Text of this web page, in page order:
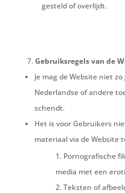
gesteld of overlijdt.
Gebruiksregels van de
Je mag de Website niet
Nederlandse of andere
schendt.
Het is voor Gebruikers
materiaal via de Website
Pornografische
media met een
Teksten of